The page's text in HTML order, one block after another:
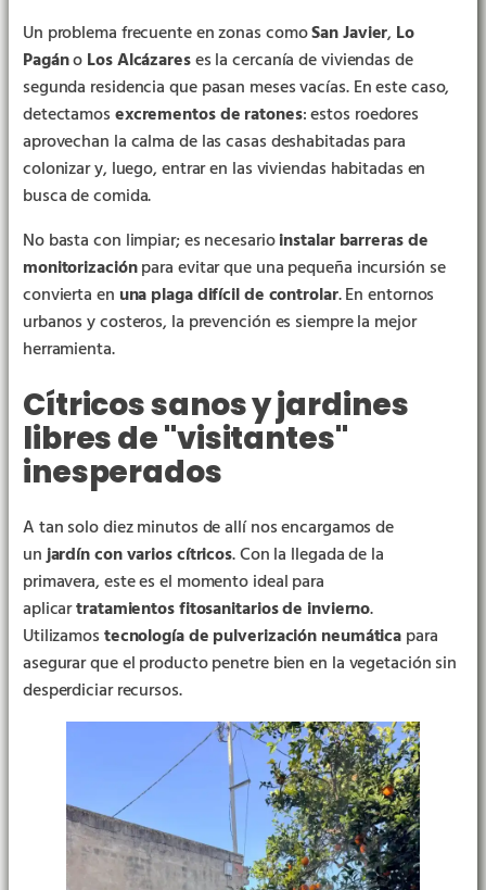
Un problema frecuente en zonas comoSan Javier, Lo
PagánoLos Alcázareses la cercanía de viviendas de
segunda residencia que pasan meses vacías. En este caso,
detectamosexcrementos de ratones: estos roedores
aprovechan la calma de las casas deshabitadas para
colonizar y, luego, entrar en las viviendas habitadas en
busca de comida.
No basta con limpiar; es necesarioinstalar barreras de
monitorizaciónpara evitar que una pequeña incursión se
convierta enuna plaga difícil de controlar. En entornos
urbanos y costeros, la prevención es siempre la mejor
herramienta.
Cítricos sanos y jardines
libres de "visitantes"
inesperados
A tan solo diez minutos de allí nos encargamos de
unjardín con varios cítricos. Con la llegada de la
primavera, este es el momento ideal para
aplicartratamientos fitosanitarios de invierno.
Utilizamostecnología de pulverización neumáticapara
asegurar que el producto penetre bien en la vegetación sin
desperdiciar recursos.